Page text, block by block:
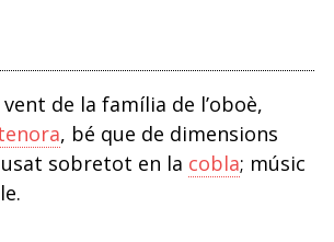
de la família de l’oboè,
, bé que de dimensions
sobretot en la cobla; músic